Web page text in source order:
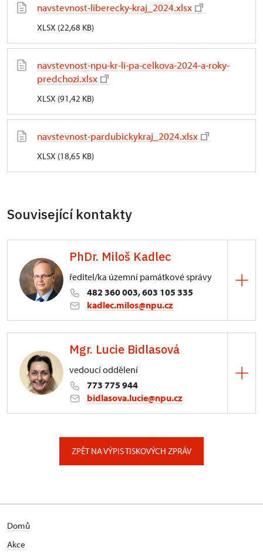
navstevnost-liberecky-kraj_2024.xlsx
XLSX (22,68 KB)
navstevnost-npu-kr-li-pa-celkova-2024-a-roky-
predchozi.xlsx
XLSX (91,42 KB)
navstevnost-pardubickykraj_2024.xlsx
XLSX (18,65 KB)
Související kontakty
PhDr. Miloš Kadlec
ředitel/ka územní památkové správy
482 360 003, 603 105 335
kadlec.milos@npu.cz
3/, Sychrov 3
Mgr. Lucie Bidlasová
vedoucí oddělení
773 775 944
bidlasova.lucie@npu.cz
ZPĚT NA VÝPIS TISKOVÝCH ZPRÁV
Domů
Akce